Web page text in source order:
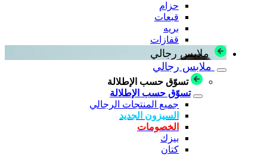
حزام
قبعات
بريه
قفازات
ملابس رجالي
ملابس رجالي
تسوّق حسب الإطلالة
تسوّق حسب الإطلالة
جميع المنتجات الرجالي
السيزون الجديد
الخصومات
بيزك
كتان